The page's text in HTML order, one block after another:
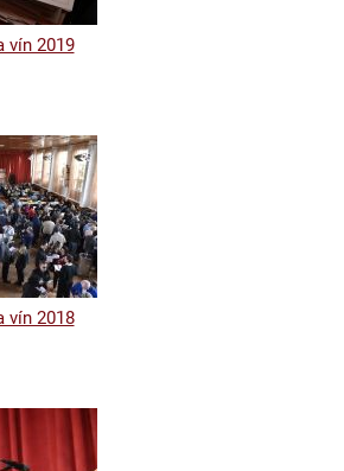
vín 2019
vín 2018